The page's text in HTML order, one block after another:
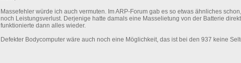
Massefehler würde ich auch vermuten. Im ARP-Forum gab es so etwas ähnliches
noch Leistungsverlust. Derjenige hatte damals eine Masselietung von der Batterie
funktionierte dann alles wieder.
Defekter Bodycomputer wäre auch noch eine Möglichkeit, das ist bei den 937 keine